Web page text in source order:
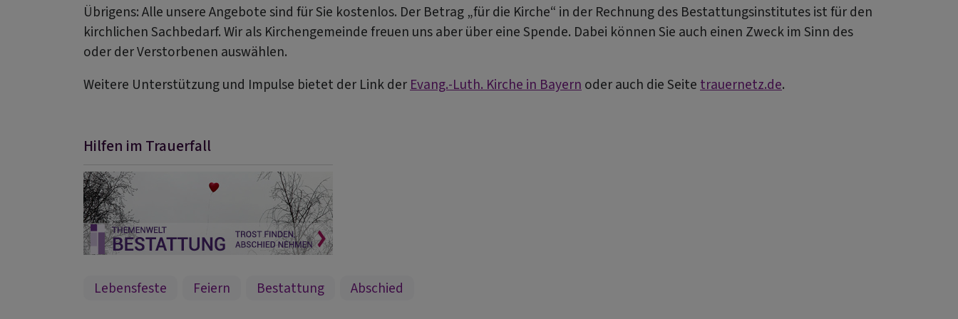
Übrigens: Alle unsere Angebote sind für Sie kostenlos. Der Betrag „für die Kirche“ in der Rechnung des Bestattungsinstitutes ist für den
kirchlichen Sachbedarf. Wir als Kirchengemeinde freuen uns aber über eine Spende. Dabei können Sie auch einen Zweck im Sinn des
oder der Verstorbenen auswählen.
Weitere Unterstützung und Impulse bietet der Link der Evang.-Luth. Kirche in Bayern oder auch die Seite trauernetz.de.
Hilfen im Trauerfall
Lebensfeste Feiern Bestattung Abschied